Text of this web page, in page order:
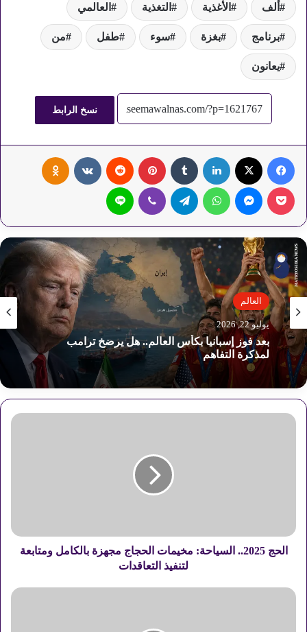
ألف الأغذية التغذية العالمي
برنامج بغزة سوء طفل من
يعانون
نسخ الرابط
العالم
يوليو 22, 2026
بعد فوز إسبانيا بكأس العالم.. هل يرضخ ترامب
لمذكرة التفاهم
ا
.
س
الحج 2025.. السياحة: مخيمات الحجاج مجهزة بالكامل ومتابعة
لتنفيذ التعاقدات
و